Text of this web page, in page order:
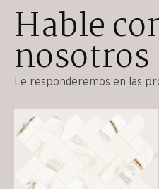
Hable
nosotros
Le responderemos en las